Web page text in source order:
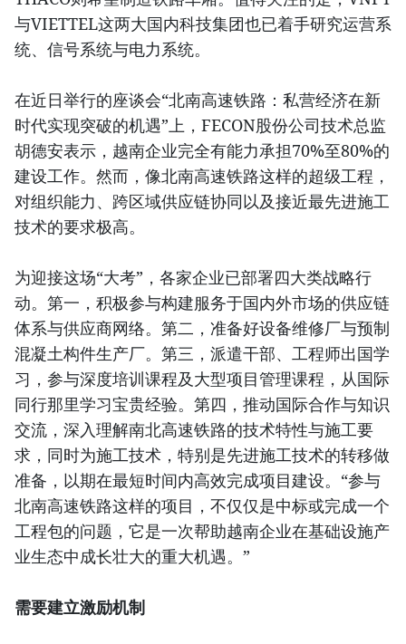
与VIETTEL这两大国内科技集团也已着手研究运营系
统、信号系统与电力系统。
在近日举行的座谈会“北南高速铁路：私营经济在新
时代实现突破的机遇”上，FECON股份公司技术总监
胡德安表示，越南企业完全有能力承担70%至80%的
建设工作。然而，像北南高速铁路这样的超级工程，
对组织能力、跨区域供应链协同以及接近最先进施工
技术的要求极高。
为迎接这场“大考”，各家企业已部署四大类战略行
动。第一，积极参与构建服务于国内外市场的供应链
体系与供应商网络。第二，准备好设备维修厂与预制
混凝土构件生产厂。第三，派遣干部、工程师出国学
习，参与深度培训课程及大型项目管理课程，从国际
同行那里学习宝贵经验。第四，推动国际合作与知识
交流，深入理解南北高速铁路的技术特性与施工要
求，同时为施工技术，特别是先进施工技术的转移做
准备，以期在最短时间内高效完成项目建设。“参与
北南高速铁路这样的项目，不仅仅是中标或完成一个
工程包的问题，它是一次帮助越南企业在基础设施产
业生态中成长壮大的重大机遇。”
需要建立激励机制